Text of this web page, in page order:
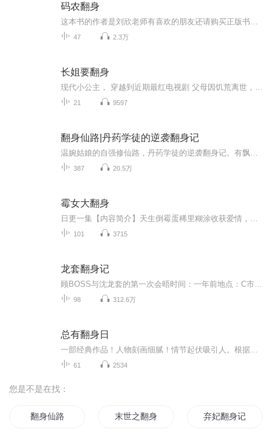
码农翻身
47 2.3万
长姐要翻身
21 9597
翻身仙路|丹药学徒的逆袭翻身记
387 20.5万
霉女大翻身
101 3715
龙套翻身记
98 312.6万
总有翻身日
61 2534
您是不是在找：
翻身仙路 末世之翻身为王 弃妃翻身记